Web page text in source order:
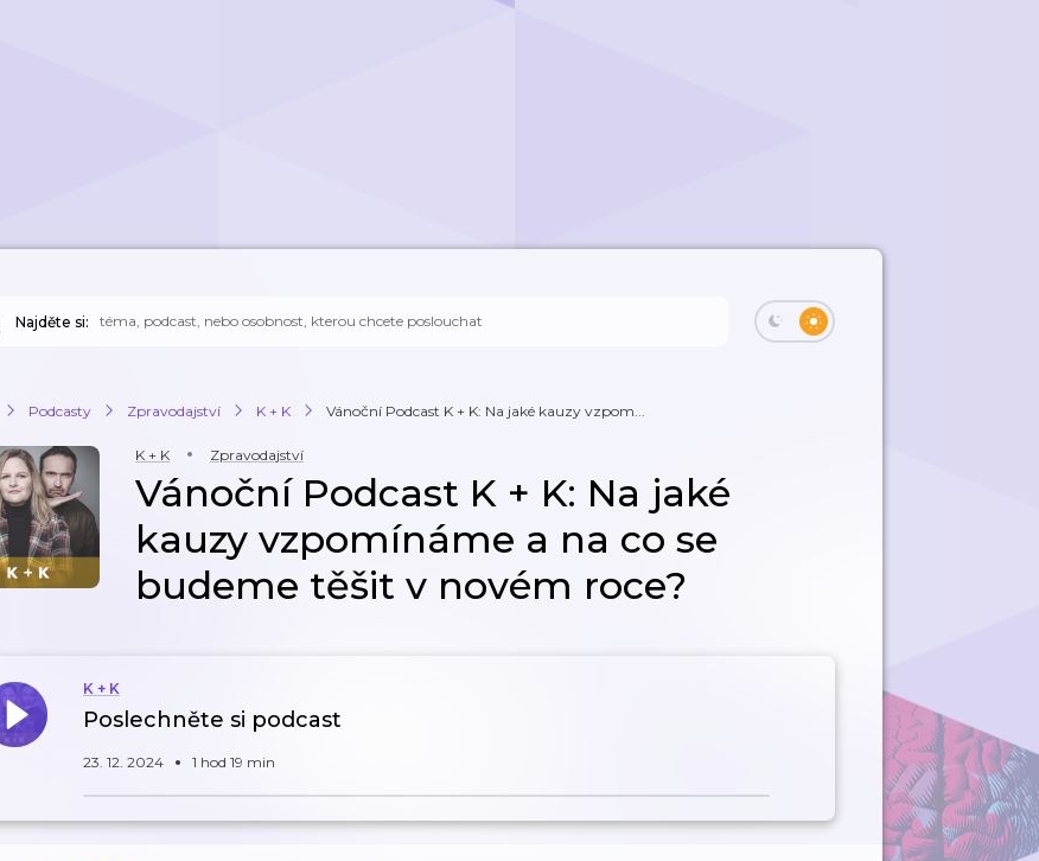
Najděte si:
Podcasty Zpravodajství K + K Vánoční Podcast K + K: Na jaké kauzy vzpom...
K + K Zpravodajství
Vánoční Podcast K + K: Na jaké
kauzy vzpomínáme a na co se
budeme těšit v novém roce?
K + K
Poslechněte si podcast
23. 12. 2024 1 hod 19 min